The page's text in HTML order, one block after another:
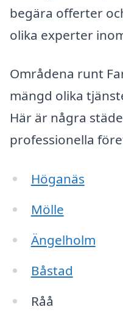
begära offerter
olika experter
Områdena runt
mängd olika
Här är några
professionella
Höganäs
Mölle
Ängelholm
Båstad
Råå